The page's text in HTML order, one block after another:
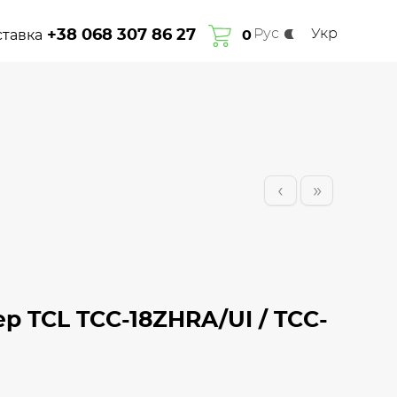
Про насГарантіяСплата та доставка Контакти
+38 068 307 86 27 0 Рус Укр
‹ »
TCL TCC-18ZHRA/UI / TCC-